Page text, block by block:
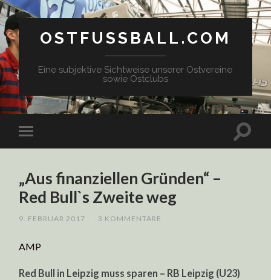
OSTFUSSBALL.COM
Eine subjektive Sichtweise unserer Ostvereine
sowie Ostclubs
„Aus finanziellen Gründen“ –
Red Bull`s Zweite weg
9. FEBRUAR 2017 3 KOMMENTARE
AMP
Red Bull in Leipzig muss sparen – RB Leipzig (U23)